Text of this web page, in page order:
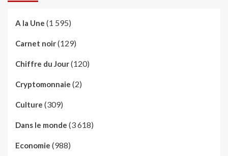
A la Une (1 595)
Carnet noir(129)
Chiffre du Jour(120)
Cryptomonnaie (2)
Culture (309)
Dans le monde (3 618)
Economie (988)